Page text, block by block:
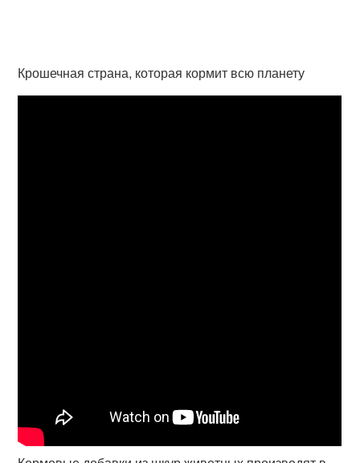
Крошечная страна, которая кормит всю планету